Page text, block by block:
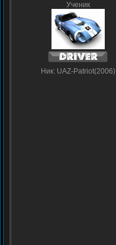
Ученик
Ник: UAZ-Patriot(2006)